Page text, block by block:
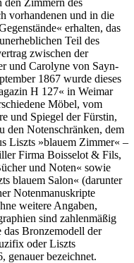
vorhandenen und in die
erhalten, das
Teil des
zwischen der
und Carolyne von Sayn-
1867 wurde dieses
H 127« in Weimar
Möbel, vom
und Spiegel der Fürstin,
den Notenschränken, dem
Liszts »blauem Zimmer« –
Firma Boisselot & Fils,
und Noten« sowie
blauem Salon« (darunter
Notenmanuskripte
weitere Angaben,
sind zahlenmäßig
das Bronzemodell der
oder Liszts
genauer bezeichnet.